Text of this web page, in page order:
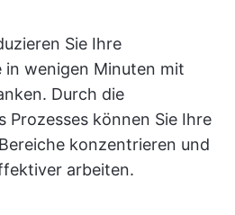
Sie Ihre
wenigen Minuten mit
Durch die
Prozesses können Sie Ihre
konzentrieren und
arbeiten.